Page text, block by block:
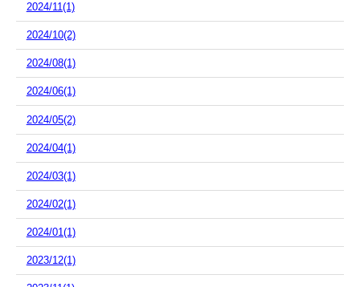
2024/11(1)
2024/10(2)
2024/08(1)
2024/06(1)
2024/05(2)
2024/04(1)
2024/03(1)
2024/02(1)
2024/01(1)
2023/12(1)